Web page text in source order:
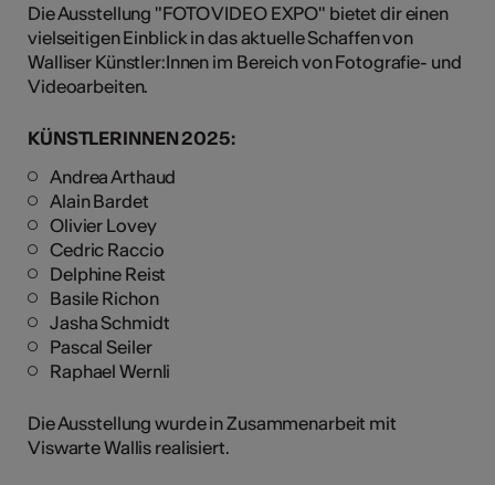
Die Ausstellung "FOTO VIDEO EXPO" bietet dir einen
vielseitigen Einblick in das aktuelle Schaffen von
Walliser Künstler:Innen im Bereich von Fotografie- und
Videoarbeiten.
KÜNSTLERINNEN 2025:
Andrea Arthaud
Alain Bardet
Olivier Lovey
Cedric Raccio
Delphine Reist
Basile Richon
Jasha Schmidt
Pascal Seiler
Raphael Wernli
Die Ausstellung wurde in Zusammenarbeit mit
Viswarte Wallis realisiert.